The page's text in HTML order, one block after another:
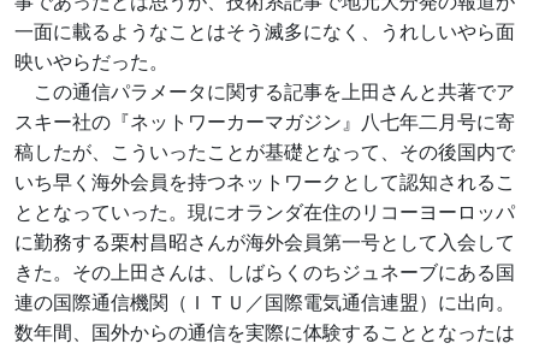
一面に載るようなことはそう滅多になく、うれしいやら面
映いやらだった。
この通信パラメータに関する記事を上田さんと共著でア
スキー社の『ネットワーカーマガジン』八七年二月号に寄
稿したが、こういったことが基礎となって、その後国内で
いち早く海外会員を持つネットワークとして認知されるこ
ととなっていった。現にオランダ在住のリコーヨーロッパ
に勤務する栗村昌昭さんが海外会員第一号として入会して
きた。その上田さんは、しばらくのちジュネーブにある国
連の国際通信機関（ＩＴＵ／国際電気通信連盟）に出向。
数年間、国外からの通信を実際に体験することとなったは